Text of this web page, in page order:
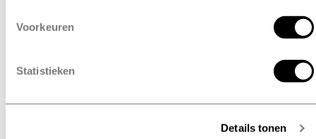
Voorkeuren
Statistieken
Details tonen
loi Arbowet aux Pays-Bas et à la loi sur le
bien‑être et le Code sur le bien-être au travail (SPF
risque à votre supérieur ou conseiller en
ambiance positive où chacun se sent chez soi et